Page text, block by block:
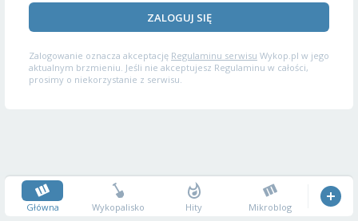
ZALOGUJ SIĘ
Zalogowanie oznacza akceptację Regulaminu serwisu Wykop.pl w jego
aktualnym brzmieniu. Jeśli nie akceptujesz Regulaminu w całości,
prosimy o niekorzystanie z serwisu.
Główna Wykopalisko Hity Mikroblog